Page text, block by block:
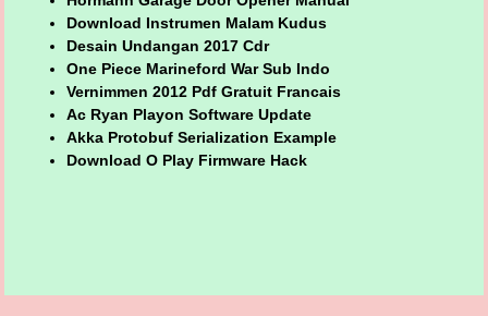
Download Instrumen Malam Kudus
Desain Undangan 2017 Cdr
One Piece Marineford War Sub Indo
Vernimmen 2012 Pdf Gratuit Francais
Ac Ryan Playon Software Update
Akka Protobuf Serialization Example
Download O Play Firmware Hack